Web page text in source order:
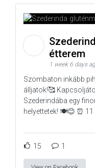
étterem
1 week 6 days
Szombaton inkább
álljatok!🥰
Szederindába egy
helyettetek! 🍽️😊 ⏰ 11
15 1